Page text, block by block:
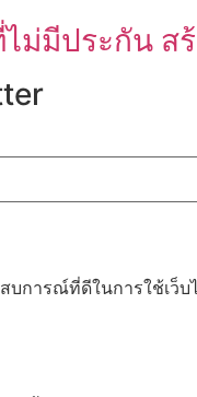
ม่มีประกัน
บการณ์ที่ดีในการใช้เว็